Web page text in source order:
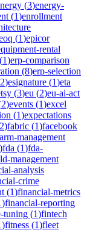
(3)energy-
(1)enrollment
(1)epicor
rental
(1)erp-comparison
(8)erp-selection
2)esignature (1)eta
(3)eu (2)eu-ai-act
2)events (1)excel
(1)expectations
2)fabric (1)facebook
management
)fda (1)fda-
management
analysis
crime
(1)financial-metrics
)financial-reporting
tuning (1)fintech
)fitness (1)fleet